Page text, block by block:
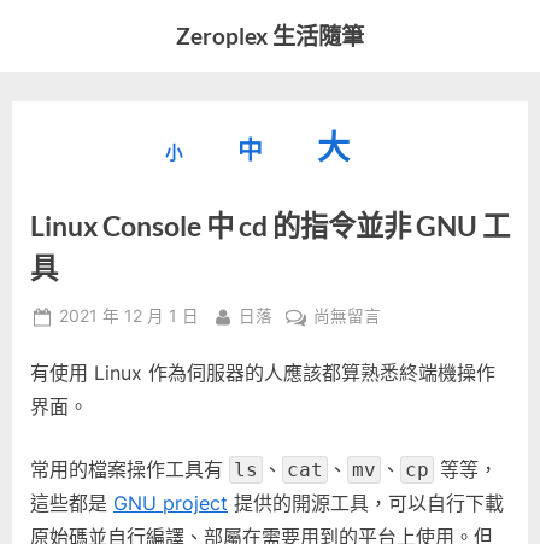
Zeroplex 生活隨筆
發
活
小
型
中
重
字
大
小。
大
大
型
大
Linux Console 中 cd 的指令並非 GNU 工
具
Posted
2021 年 12 月 1 日 By
日落
在
Console
的
指
令
並
尚無留言
有使用 Linux 作為伺服器的人應該都算熟悉終端機操作
界面。
常用的檔案操作工具有 ls 、 cat 、 mv 、 cp 等等，
這些都是 GNU project 提供的開源工具，可以自行下載
原始碼並自行編譯、部屬在需要用到的平台上使用。但